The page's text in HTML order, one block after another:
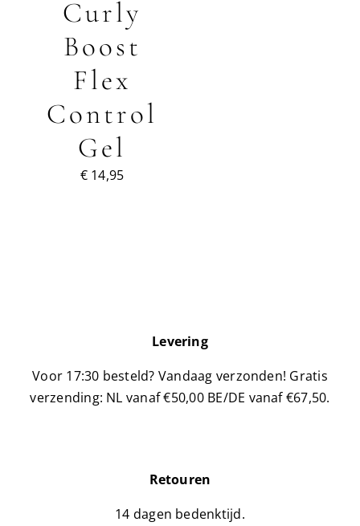
Handige videos
Curly
Boost
Flex
Control
Gel
€14,95
Levering
Voor 17:30 besteld? Vandaag verzonden! Gratis
verzending: NL vanaf €50,00 BE/DE vanaf €67,50.
Retouren
14 dagen bedenktijd.